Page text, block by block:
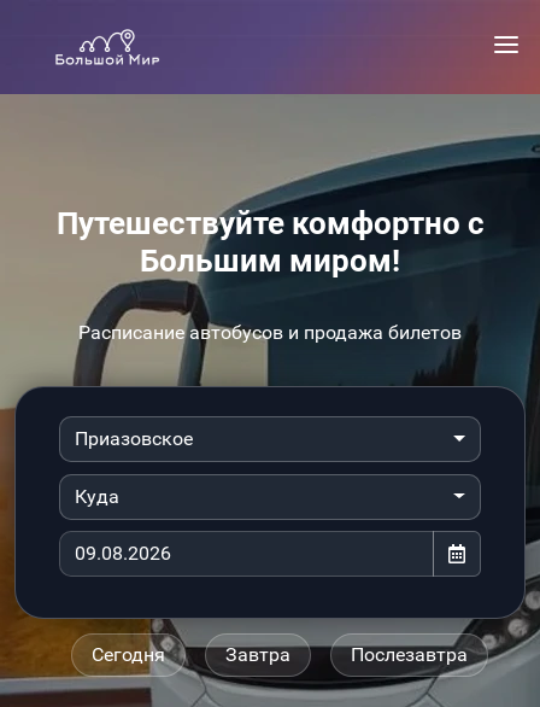
Путешествуйте комфортно с
Большим миром!
Расписание автобусов и продажа билетов
Приазовское
Куда
Сегодня Завтра Послезавтра